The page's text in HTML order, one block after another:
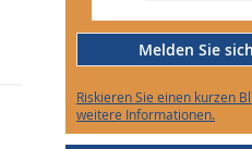
Melden Sie
Riskieren Sie einen kurzen
weitere Informationen.